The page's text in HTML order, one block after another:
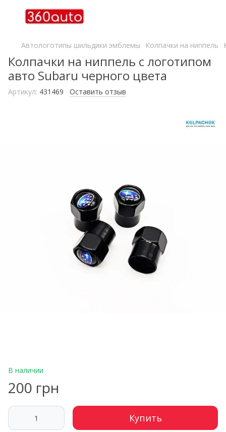
Автологотипы шильдики эмблемы Колпачки на ниппель
Колпачки на ниппель с логотипом
авто Subaru черного цвета
Артикул: 431469 Оставить отзыв
В наличии
200 грн
Купить